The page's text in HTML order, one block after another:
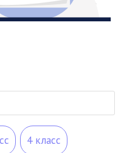
4 класс